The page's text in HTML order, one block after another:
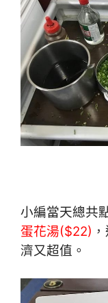
小編當天總共
蛋花湯($22) ，
濟又超值。